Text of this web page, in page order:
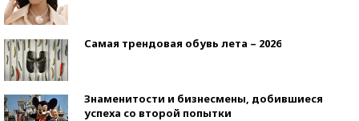
Самая трендовая обувь лета – 2026
Знаменитости и бизнесмены, добившиеся
успеха со второй попытки